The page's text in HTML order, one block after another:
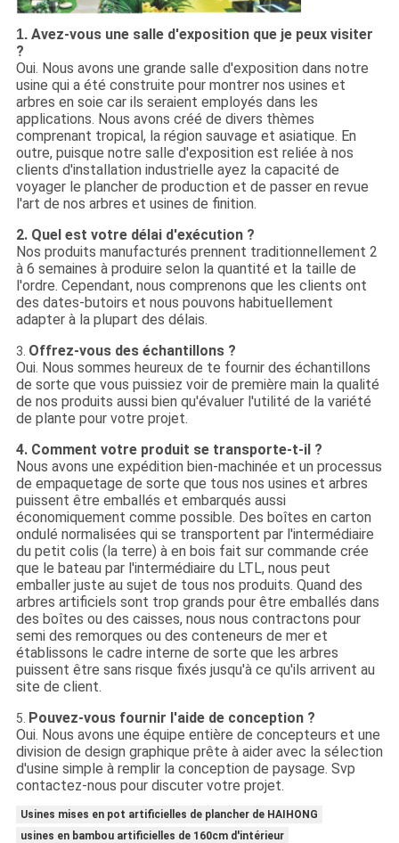
1. Avez-vous une salle d'exposition que je peux visiter
?
Oui. Nous avons une grande salle d'exposition dans notre
usine qui a été construite pour montrer nos usines et
arbres en soie car ils seraient employés dans les
applications. Nous avons créé de divers thèmes
comprenant tropical, la région sauvage et asiatique. En
outre, puisque notre salle d'exposition est reliée à nos
clients d'installation industrielle ayez la capacité de
voyager le plancher de production et de passer en revue
l'art de nos arbres et usines de finition.
2. Quel est votre délai d'exécution ?
Nos produits manufacturés prennent traditionnellement 2
à 6 semaines à produire selon la quantité et la taille de
l'ordre. Cependant, nous comprenons que les clients ont
des dates-butoirs et nous pouvons habituellement
adapter à la plupart des délais.
3. Offrez-vous des échantillons ?
Oui. Nous sommes heureux de te fournir des échantillons
de sorte que vous puissiez voir de première main la qualité
de nos produits aussi bien qu'évaluer l'utilité de la variété
de plante pour votre projet.
4. Comment votre produit se transporte-t-il ?
Nous avons une expédition bien-machinée et un processus
de empaquetage de sorte que tous nos usines et arbres
puissent être emballés et embarqués aussi
économiquement comme possible. Des boîtes en carton
ondulé normalisées qui se transportent par l'intermédiaire
du petit colis (la terre) à en bois fait sur commande crée
que le bateau par l'intermédiaire du LTL, nous peut
emballer juste au sujet de tous nos produits. Quand des
arbres artificiels sont trop grands pour être emballés dans
des boîtes ou des caisses, nous nous contractons pour
semi des remorques ou des conteneurs de mer et
établissons le cadre interne de sorte que les arbres
puissent être sans risque fixés jusqu'à ce qu'ils arrivent au
site de client.
5. Pouvez-vous fournir l'aide de conception ?
Oui. Nous avons une équipe entière de concepteurs et une
division de design graphique prête à aider avec la sélection
d'usine simple à remplir la conception de paysage. Svp
contactez-nous pour discuter votre projet.
Usines mises en pot artificielles de plancher de HAIHONG
usines en bambou artificielles de 160cm d'intérieur